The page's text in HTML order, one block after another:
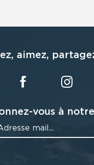
aimez,
vous à